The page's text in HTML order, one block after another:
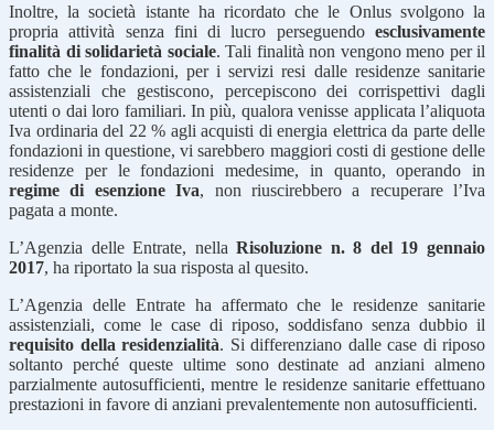
Inoltre, la società istante ha ricordato che le Onlus svolgono la
propria attività senza fini di lucro perseguendo esclusivamente
finalità di solidarietà sociale. Tali finalità non vengono meno per il
fatto che le fondazioni, per i servizi resi dalle residenze sanitarie
assistenziali che gestiscono, percepiscono dei corrispettivi dagli
utenti o dai loro familiari. In più, qualora venisse applicata l’aliquota
Iva ordinaria del 22 % agli acquisti di energia elettrica da parte delle
fondazioni in questione, vi sarebbero maggiori costi di gestione delle
residenze per le fondazioni medesime, in quanto, operando in
regime di esenzione Iva, non riuscirebbero a recuperare l’Iva
pagata a monte.
L’Agenzia delle Entrate, nellaRisoluzione n. 8 del 19 gennaio
2017, ha riportato la sua risposta al quesito.
L’Agenzia delle Entrate ha affermato che le residenze sanitarie
assistenziali, come le case di riposo, soddisfano senza dubbio il
requisito della residenzialità. Si differenziano dalle case di riposo
soltanto perché queste ultime sono destinate ad anziani almeno
parzialmente autosufficienti, mentre le residenze sanitarie effettuano
prestazioni in favore di anziani prevalentemente non autosufficienti.